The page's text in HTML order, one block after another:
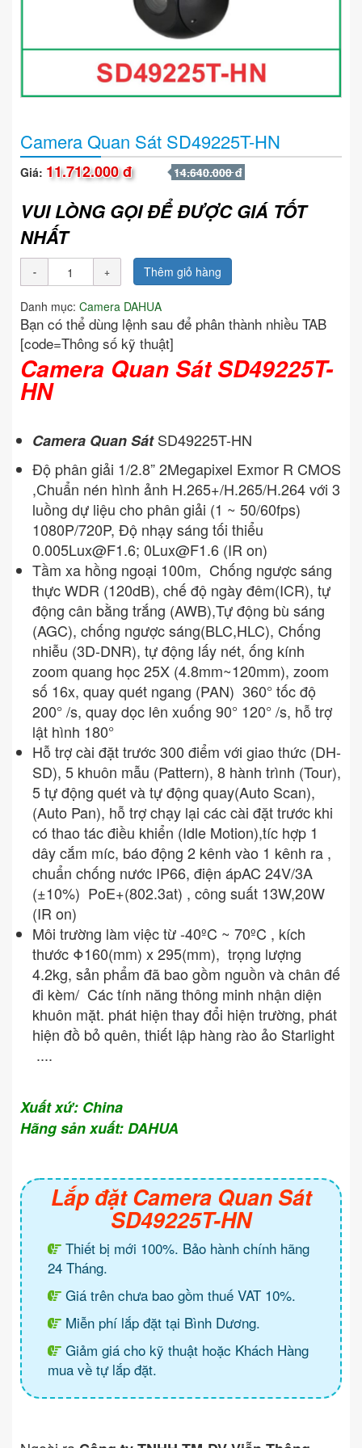
Camera Quan Sát SD49225T-HN
Giá: 11.712.000 đ 14.640.000 đ
VUI LÒNG GỌI ĐỂ ĐƯỢC GIÁ TỐT
NHẤT
Thêm giỏ hàng
Danh mục: Camera DAHUA
Bạn có thể dùng lệnh sau để phân thành nhiều TAB
[code=Thông số kỹ thuật]
Camera Quan Sát SD49225T-
HN
Camera Quan SátSD49225T-HN
Độ phân giải 1/2.8” 2Megapixel Exmor R CMOS
,Chuẩn nén hình ảnh H.265+/H.265/H.264 với 3
luồng dự liệu cho phân giải (1 ~ 50/60fps)
1080P/720P, Độ nhạy sáng tối thiểu
0.005Lux@F1.6; 0Lux@F1.6 (IR on)
Tầm xa hồng ngoại 100m, Chống ngược sáng
thực WDR (120dB), chế độ ngày đêm(ICR), tự
động cân bằng trắng (AWB),Tự động bù sáng
(AGC), chống ngược sáng(BLC,HLC), Chống
nhiễu (3D-DNR), tự động lấy nét, ống kính
zoom quang học 25X (4.8mm~120mm), zoom
số 16x, quay quét ngang (PAN) 360° tốc độ
200° /s, quay dọc lên xuống 90° 120° /s, hỗ trợ
lật hình 180°
Hỗ trợ cài đặt trước 300 điểm với giao thức (DH-
SD), 5 khuôn mẫu (Pattern), 8 hành trình (Tour),
5 tự động quét và tự động quay(Auto Scan),
(Auto Pan), hỗ trợ chạy lại các cài đặt trước khi
có thao tác điều khiển (Idle Motion),tíc hợp 1
dây cắm míc, báo động 2 kênh vào 1 kênh ra ,
chuẩn chống nước IP66, điện ápAC 24V/3A
(±10%) PoE+(802.3at) , công suất 13W,20W
(IR on)
Môi trường làm việc từ -40ºC ~ 70ºC , kích
thước Φ160(mm) x 295(mm), trọng lượng
4.2kg, sản phẩm đã bao gồm nguồn và chân đế
đi kèm/ Các tính năng thông minh nhận diện
khuôn mặt. phát hiện thay đổi hiện trường, phát
hiện đồ bỏ quên, thiết lập hàng rào ảo Starlight
....
Xuất xứ: China
Hãng sản xuất: DAHUA
Lắp đặt Camera Quan Sát
SD49225T-HN
Thiết bị mới 100%. Bảo hành chính hãng
24 Tháng.
Giá trên chưa bao gồm thuế VAT 10%.
Miễn phí lắp đặt tại Bình Dương.
Giảm giá cho kỹ thuật hoặc Khách Hàng
mua về tự lắp đặt.